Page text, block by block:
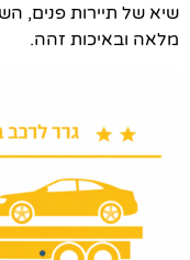
שיא של תיירות פנים,
מלאה ובאיכות זהה.